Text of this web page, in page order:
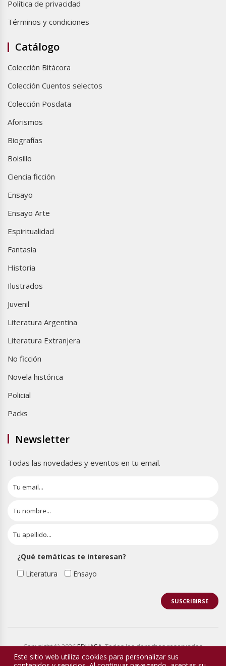
Política de privacidad
Términos y condiciones
Catálogo
Colección Bitácora
Colección Cuentos selectos
Colección Posdata
Aforismos
Biografías
Bolsillo
Ciencia ficción
Ensayo
Ensayo Arte
Espiritualidad
Fantasía
Historia
Ilustrados
Juvenil
Literatura Argentina
Literatura Extranjera
No ficción
Novela histórica
Policial
Packs
Newsletter
Todas las novedades y eventos en tu email.
¿Qué temáticas te interesan?
Literatura
Ensayo
Copyright © 2026EDHASA. Todos los derechos reservados
Este sitio web utiliza cookies para personalizar sus